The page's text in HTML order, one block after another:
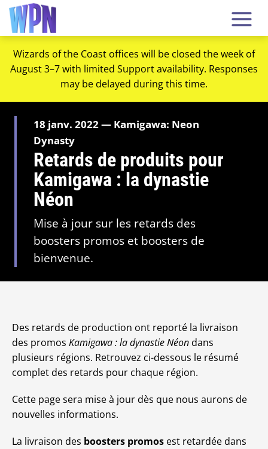
Wizards of the Coast offices will be closed the week of
August 3–7 with limited Support availability. Responses
may be delayed during this time.
18 janv. 2022 — Kamigawa: Neon
Dynasty
Retards de produits pour
Kamigawa : la dynastie
Néon
Mise à jour sur les retards des
boosters promos et boosters de
bienvenue.
Des retards de production ont reporté la livraison
des promos Kamigawa : la dynastie Néon dans
plusieurs régions. Retrouvez ci-dessous le résumé
complet des retards pour chaque région.
Cette page sera mise à jour dès que nous aurons de
nouvelles informations.
La livraison des boosters promos est retardée dans